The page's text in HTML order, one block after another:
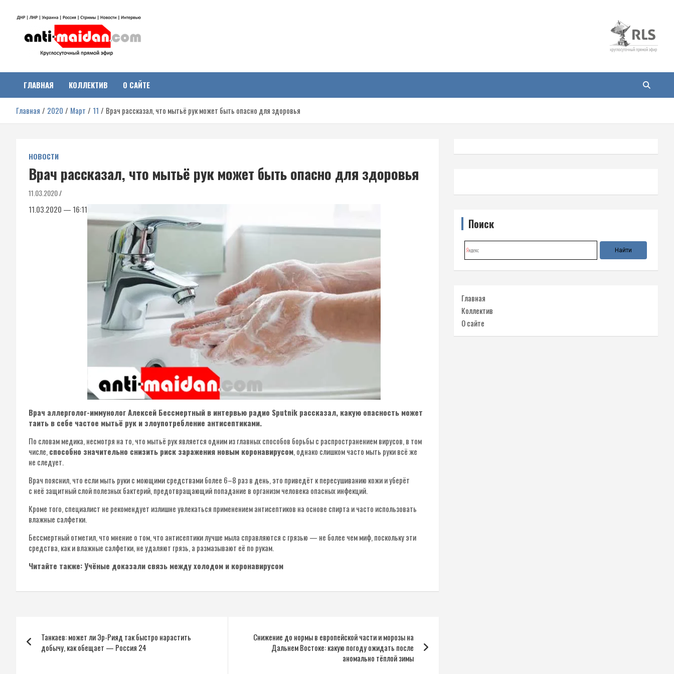
Антимайдан:
Гражданская война на
Украине
о гражданской войне на Украине, включая события в Новороссии,
ДНР, ЛНР и других регионах.
ГЛАВНАЯ КОЛЛЕКТИВ О САЙТЕ
Главная 2020 Март 11 Врач рассказал, что мытьё рук может быть опасно для здоровья
НОВОСТИ
Врач рассказал, что мытьё рук может быть опасно для здоровья
11.03.2020
11.03.2020 — 16:11
Врач аллерголог-иммунолог Алексей Бессмертный в интервью радио Sputnik рассказал, какую опасность может
таить в себе частое мытьё рук и злоупотребление антисептиками.
По словам медика, несмотря на то, что мытьё рук является одним из главных способов борьбы с распространением вирусов, в том
числе, способно значительно снизить риск заражения новым коронавирусом, однако слишком часто мыть руки всё же
не следует.
Врач пояснил, что если мыть руки с моющими средствами более 6–8 раз в день, это приведёт к пересушиванию кожи и уберёт
с неё защитный слой полезных бактерий, предотвращающий попадание в организм человека опасных инфекций.
Кроме того, специалист не рекомендует излишне увлекаться применением антисептиков на основе спирта и часто использовать
влажные салфетки.
Бессмертный отметил, что мнение о том, что антисептики лучше мыла справляются с грязью — не более чем миф, поскольку эти
средства, как и влажные салфетки, не удаляют грязь, а размазывают её по рукам.
Читайте также: Учёные доказали связь между холодом и коронавирусом
по
Танкаев: может ли Эр-Рияд так быстро нарастить
добычу, как обещает — Россия 24
Снижение до нормы в европейской части и морозы на
Дальнем Востоке: какую погоду ожидать после
аномально тёплой зимы
Поиск
Главная
Коллектив
О сайте